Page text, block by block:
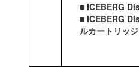
■ ICEBERG
■ ICEBERG
ルカートリッ